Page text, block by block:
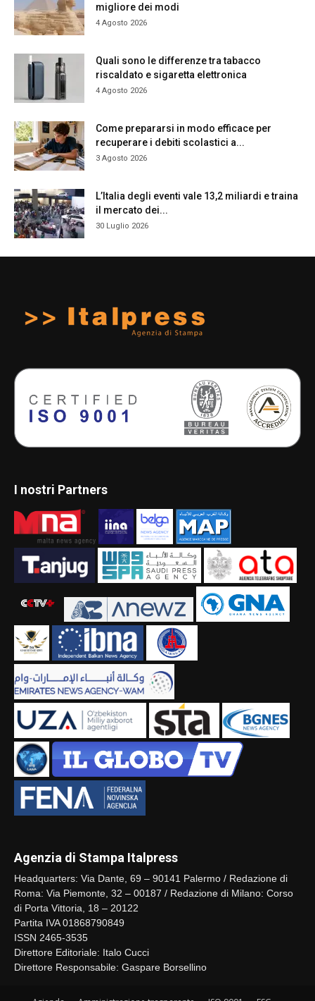
migliore dei modi
4 Agosto 2026
Quali sono le differenze tra tabacco
riscaldato e sigaretta elettronica
4 Agosto 2026
Come prepararsi in modo efficace per
recuperare i debiti scolastici a...
3 Agosto 2026
L’Italia degli eventi vale 13,2 miliardi e traina
il mercato dei...
30 Luglio 2026
I nostri Partners
Agenzia di Stampa Italpress
Headquarters: Via Dante, 69 – 90141 Palermo / Redazione di
Roma: Via Piemonte, 32 – 00187 / Redazione di Milano: Corso
di Porta Vittoria, 18 – 20122
Partita IVA 01868790849
ISSN 2465-3535
Direttore Editoriale: Italo Cucci
Direttore Responsabile: Gaspare Borsellino